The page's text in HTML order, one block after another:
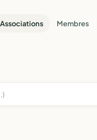
Associations Membres